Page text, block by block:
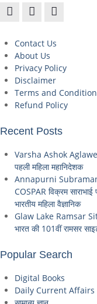
Contact Us
About Us
Privacy Policy
Disclaimer
Terms and
Refund Policy
Recent Posts
Varsha Ashok Aglawe:
पहली महिला महानिदेशक
Annapurni
COSPAR विक्रम
भारतीय महिला वैज्ञानिक
Glaw Lake Ramsar
भारत की 101वीं रामसर
Popular Search
Digital Books
Daily Current Affairs